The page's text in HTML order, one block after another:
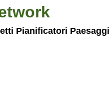
Pianificatori